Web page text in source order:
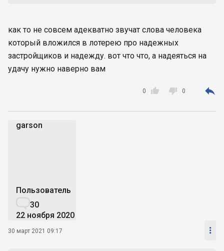
как то не совсем адекватно звучат слова человека
который вложился в лотерею про надежных
застройщиков и надежду. вот что что, а надеяться на
удачу нужно наверно вам

0  0 
garson
Пользователь
30
22 ноября 2020
30 март 2021 09:17 